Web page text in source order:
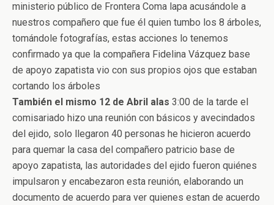
ministerio público de Frontera Coma lapa acusándole a
nuestros compañero que fue él quien tumbo los 8 árboles,
tomándole fotografías, estas acciones lo tenemos
confirmado ya que la compañera Fidelina Vázquez base
de apoyo zapatista vio con sus propios ojos que estaban
cortando los árboles
También el mismo 12 de Abril alas 3:00 de la tarde el
comisariado hizo una reunión con básicos y avecindados
del ejido, solo llegaron 40 personas he hicieron acuerdo
para quemar la casa del compañero patricio base de
apoyo zapatista, las autoridades del ejido fueron quiénes
impulsaron y encabezaron esta reunión, elaborando un
documento de acuerdo para ver quienes estan de acuerdo